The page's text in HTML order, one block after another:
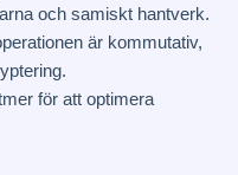
och samiskt hantverk.
är kommutativ,
för att optimera